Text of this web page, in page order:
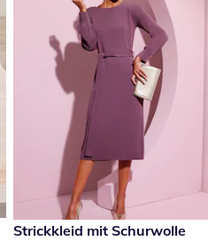
89,99 €
Strickkleid mit Schurwolle